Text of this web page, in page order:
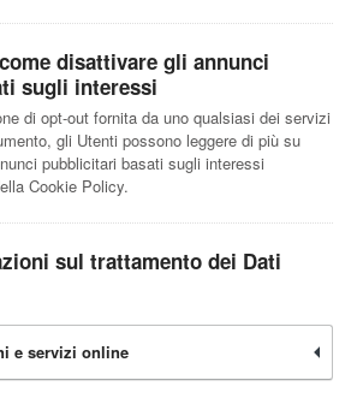
disattivare gli annunci
sugli interessi
di opt-out fornita da uno qualsiasi dei servizi
gli Utenti possono leggere di più su
pubblicitari basati sugli interessi
Cookie Policy.
sul trattamento dei Dati
e servizi online